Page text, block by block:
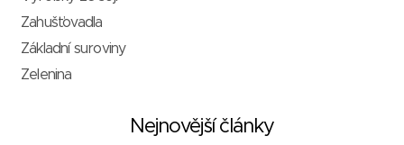
Zahušťovadla
Základní suroviny
Zelenina
Nejnovější články